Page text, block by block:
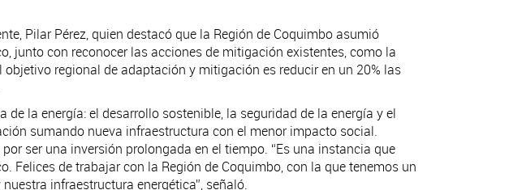
Pilar Pérez, quien destacó que la Región de Coquimbo asumió
junto con reconocer las acciones de mitigación existentes, como la
regional de adaptación y mitigación es reducir en un 20% las
la energía: el desarrollo sostenible, la seguridad de la energía y el
sumando nueva infraestructura con el menor impacto social.
ser una inversión prolongada en el tiempo. “Es una instancia que
Felices de trabajar con la Región de Coquimbo, con la que tenemos un
infraestructura energética”, señaló.